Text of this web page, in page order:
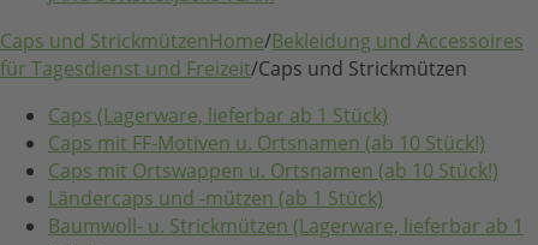
Caps und StrickmützenHome/Bekleidung und Accessoires
für Tagesdienst und Freizeit/Caps und Strickmützen
Caps (Lagerware, lieferbar ab 1 Stück)
Caps mit FF-Motiven u. Ortsnamen (ab 10 Stück!)
Caps mit Ortswappen u. Ortsnamen (ab 10 Stück!)
Ländercaps und -mützen (ab 1 Stück)
Baumwoll- u. Strickmützen (Lagerware, lieferbar ab 1